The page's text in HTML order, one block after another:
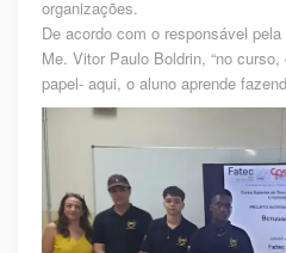
organizações.
De acordo com o responsável
Me. Vitor Paulo Boldrin, “no
papel- aqui, o aluno aprende